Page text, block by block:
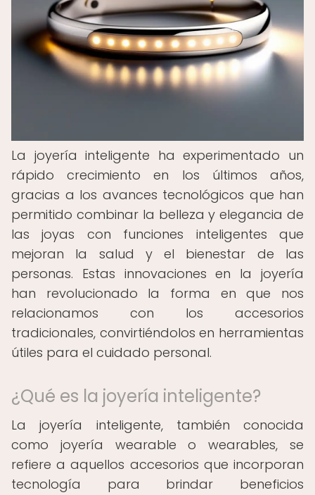
La joyería inteligente ha experimentado un
rápido crecimiento en los últimos años,
gracias a los avances tecnológicos que han
permitido combinar la belleza y elegancia de
las joyas con funciones inteligentes que
mejoran la salud y el bienestar de las
personas. Estas innovaciones en la joyería
han revolucionado la forma en que nos
relacionamos con los accesorios
tradicionales, convirtiéndolos en herramientas
útiles para el cuidado personal.
¿Qué es la joyería inteligente?
La joyería inteligente, también conocida
como joyería wearable o wearables, se
refiere a aquellos accesorios que incorporan
tecnología para brindar beneficios